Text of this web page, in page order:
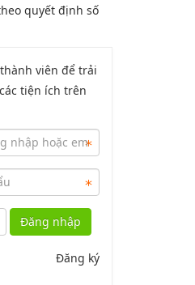
tải:758
quyết định số
tải:1060
quyết định số
viên để trải
tiện ích trên
Đăng nhập
Đăng ký